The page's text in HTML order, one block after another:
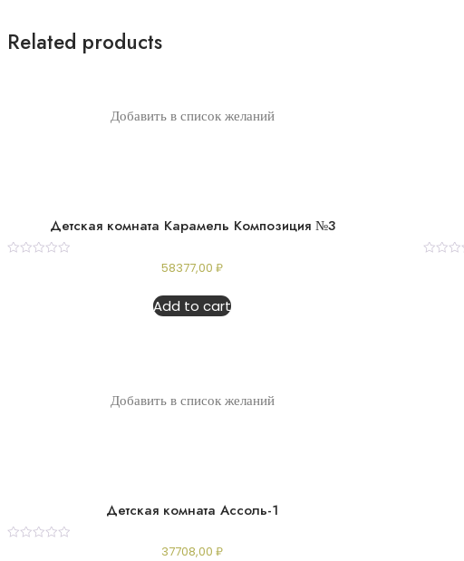
Related products
Добавить в список желаний
Детская комната Карамель Композиция №3
58377,00₽
Add to cart
Добавить в список желаний
Детская комната Ассоль-1
37708,00₽